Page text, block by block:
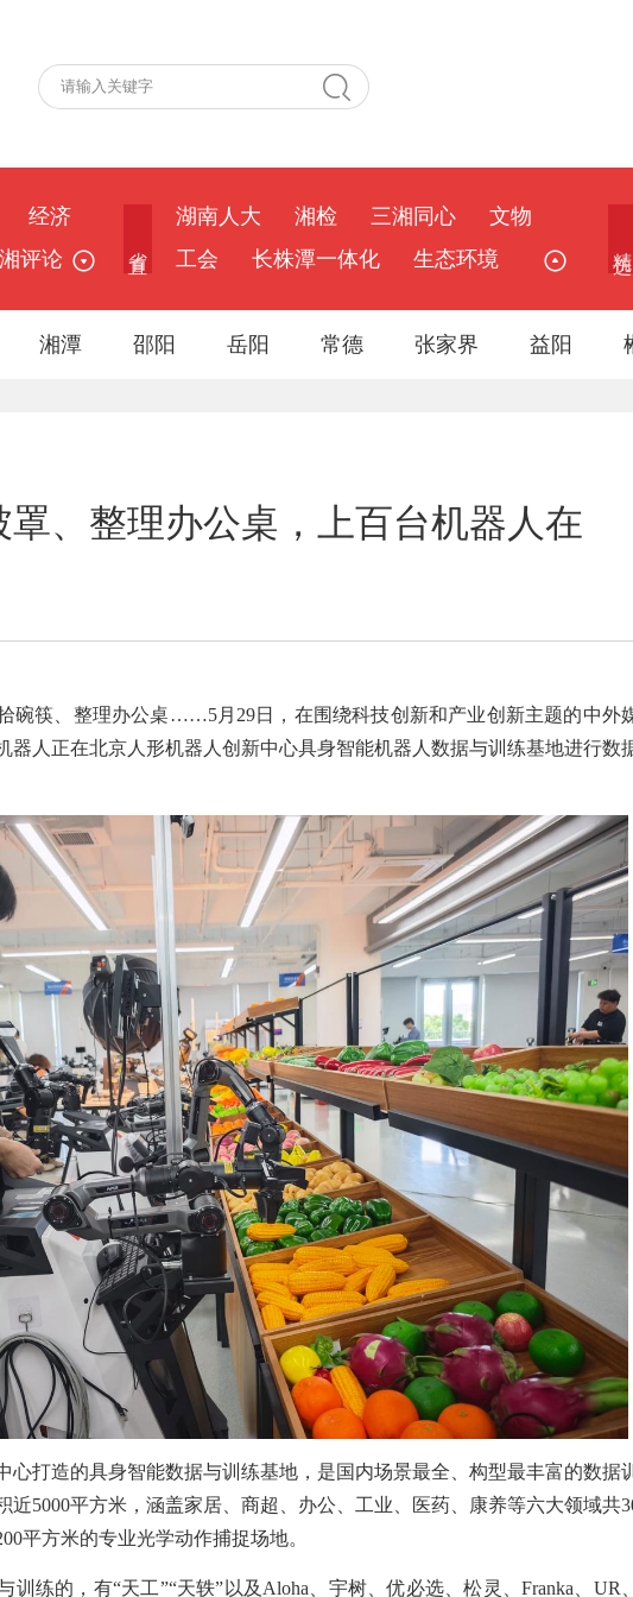
经济
评论
湖南人大 湘检 三湘同心
文物
工会
长株潭一体化 生态环境
湘潭 邵阳 岳阳 常德 张家界 益阳
罩、整理办公桌，上百台机器人在
碗筷、整理办公桌……5月29日，在围绕科技创新和产业创新主题的中外
器人正在北京人形机器人创新中心具身智能机器人数据与训练基地进行数
心打造的具身智能数据与训练基地，是国内场景最全、构型最丰富的数据
近5000平方米，涵盖家居、商超、办公、工业、医药、康养等六大领域共
平方米的专业光学动作捕捉场地。
训练的，有“天工”“天轶”以及Aloha、宇树、优必选、松灵、Franka、UR